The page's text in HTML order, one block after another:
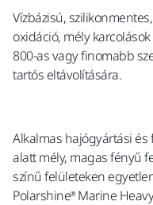
Vízbázisú,
oxidáció, mély
800-as vagy finomabb
tartós eltávolítására.
Alkalmas hajógyártási
alatt mély, magas fényű
színű felületeken
Polarshine® Marine